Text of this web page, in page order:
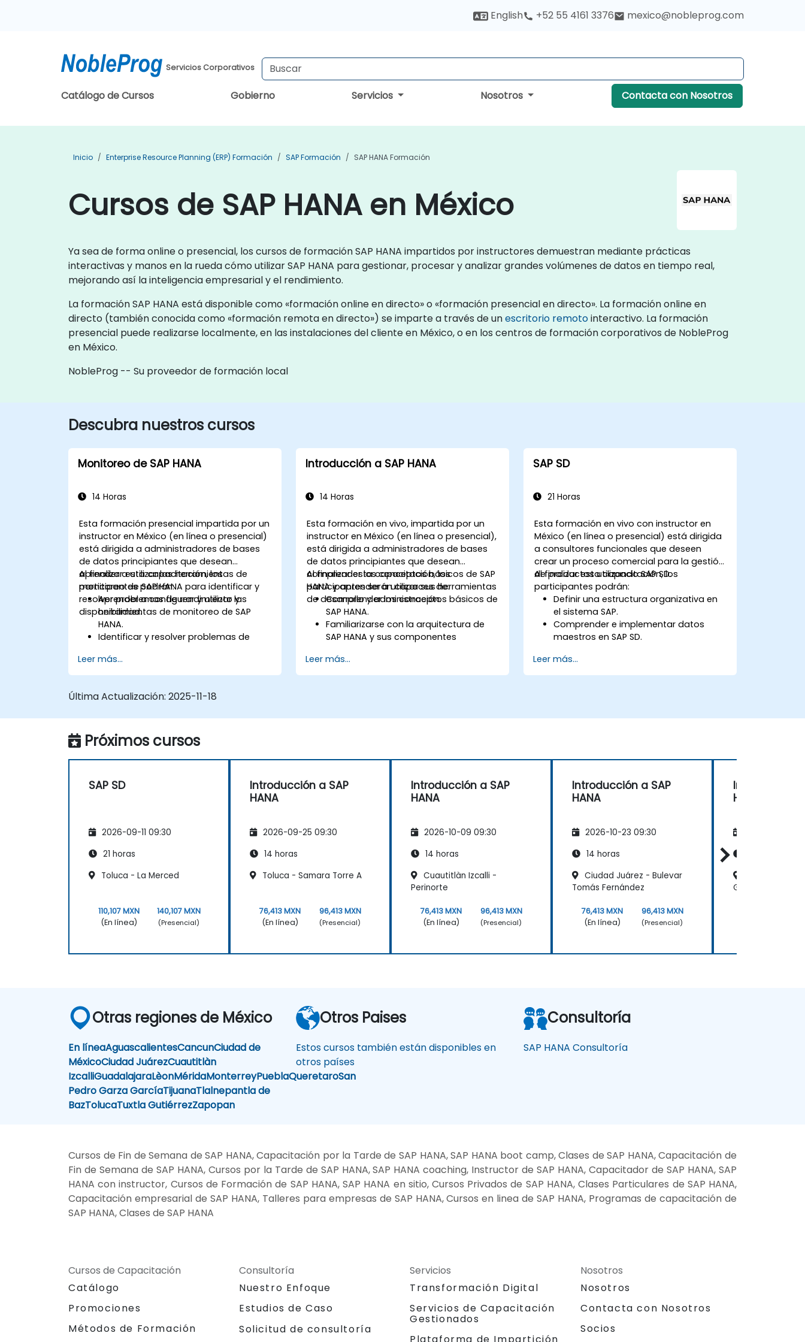
English +52 55 4161 3376 mexico@nobleprog.com
Servicios Corporativos
Catálogo de Cursos Gobierno Servicios Nosotros Contacta con Nosotros
Inicio Enterprise Resource Planning (ERP) Formación SAP Formación SAP HANA Formación
Cursos de SAP HANA en México
Ya sea de forma online o presencial, los cursos de formación SAP HANA impartidos por instructores demuestran mediante prácticas
interactivas y manos en la rueda cómo utilizar SAP HANA para gestionar, procesar y analizar grandes volúmenes de datos en tiempo real,
mejorando así la inteligencia empresarial y el rendimiento.
La formación SAP HANA está disponible como «formación online en directo» o «formación presencial en directo». La formación online en
directo (también conocida como «formación remota en directo») se imparte a través de unescritorio remotointeractivo. La formación
presencial puede realizarse localmente, en las instalaciones del cliente en México, o en los centros de formación corporativos de NobleProg
en México.
NobleProg -- Su proveedor de formación local
Descubra nuestros cursos
Monitoreo de SAP HANA
14 Horas
Esta formación presencial impartida por un
instructor en México (en línea o presencial)
está dirigida a administradores de bases
de datos principiantes que desean
aprender a utilizar las herramientas de
monitoreo de SAP HANA para identificar y
resolver problemas de rendimiento y
disponibilidad.
Al finalizar esta capacitación, los
participantes podrán:
Aprender a configurar y utilizar las
herramientas de monitoreo de SAP
HANA.
Identificar y resolver problemas de
entornos SAP HANA.
Optimizar el rendimiento del sistema y
Implementar las mejores prácticas de
Leer más...
Introducción a SAP HANA
14 Horas
Esta formación en vivo, impartida por un
instructor en México (en línea o presencial),
está dirigida a administradores de bases
de datos principiantes que desean
comprender los conceptos básicos de SAP
HANA y aprender a utilizar sus herramientas
de desarrollo y administración.
Al finalizar esta capacitación, los
participantes serán capaces de:
Comprender los conceptos básicos de
SAP HANA.
Familiarizarse con la arquitectura de
SAP HANA y sus componentes
Conocer las herramientas de
desarrollo y administración de SAP
Leer más...
SAP SD
21 Horas
Esta formación en vivo con instructor en
México (en línea o presencial) está dirigida
a consultores funcionales que deseen
crear un proceso comercial para la gestión
de productos utilizando SAP SD.
Al finalizar esta capacitación, los
participantes podrán:
Definir una estructura organizativa en
el sistema SAP.
Comprender e implementar datos
maestros en SAP SD.
cotizaciones, pedidos de venta y
facturas en el sistema SAP.
Leer más...
Última Actualización: 2025-11-18
Próximos cursos
SAP SD
2026-09-11 09:30
21 horas
Toluca - La Merced
110,107 MXN
(En línea)
140,107 MXN
(Presencial)
Introducción a SAP
HANA
2026-09-25 09:30
14 horas
Toluca - Samara Torre A
76,413 MXN
(En línea)
96,413 MXN
(Presencial)
Introducción a SAP
HANA
2026-10-09 09:30
14 horas
Cuautitlàn Izcalli -
Perinorte
76,413 MXN
(En línea)
96,413 MXN
(Presencial)
Introducción a SAP
HANA
2026-10-23 09:30
14 horas
Ciudad Juárez - Bulevar
Tomás Fernández
76,413 MXN
(En línea)
96,413 MXN
(Presencial)
Introducción
HANA
Galerìas
Otras regiones de México
En líneaAguascalientesCancunCiudad de
MéxicoCiudad JuárezCuautitlàn
IzcalliGuadalajaraLèonMéridaMonterreyPueblaQueretaroSan
Pedro Garza GarcíaTijuanaTlalnepantla de
BazTolucaTuxtla GutiérrezZapopan
Otros Paises
Estos cursos también están disponibles en
otros países
Consultoría
SAP HANA Consultoría
Cursos de Fin de Semana de SAP HANA, Capacitación por la Tarde de SAP HANA, SAP HANA boot camp, Clases de SAP HANA, Capacitación de
Fin de Semana de SAP HANA, Cursos por la Tarde de SAP HANA, SAP HANA coaching, Instructor de SAP HANA, Capacitador de SAP HANA, SAP
HANA con instructor, Cursos de Formación de SAP HANA, SAP HANA en sitio, Cursos Privados de SAP HANA, Clases Particulares de SAP HANA,
Capacitación empresarial de SAP HANA, Talleres para empresas de SAP HANA, Cursos en linea de SAP HANA, Programas de capacitación de
SAP HANA, Clases de SAP HANA
Cursos de Capacitación
Catálogo
Promociones
Métodos de Formación
Consultoría
Nuestro Enfoque
Estudios de Caso
Solicitud de consultoría
Servicios
Transformación Digital
Servicios de Capacitación
Gestionados
Nosotros
Nosotros
Contacta con Nosotros
Socios